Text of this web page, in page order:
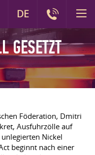
GESETZT
Föderation, Dmitri
Ausfuhrzölle auf
Nickel
beginnt nach einer
DE